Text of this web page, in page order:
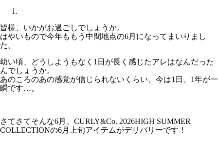
皆様、いかがお過ごしでしょうか。
はやいもので今年ももう中間地点の6月になってまいりまし
た。
幼い頃、どうしようもなく1日が長く感じたアレはなんだった
んでしょうか。
あのころのあの感覚が信じられないくらい、今は1日、1年が一
瞬です…。
さてさてそんな6月、CURLY&Co. 2026HIGH SUMMER
COLLECTIONの6月上旬アイテムがデリバリーです！